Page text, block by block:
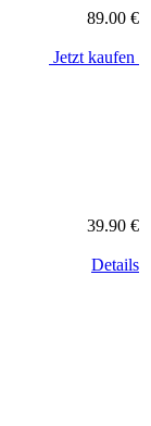
89.00 €
Jetzt kaufen
39.90 €
Details